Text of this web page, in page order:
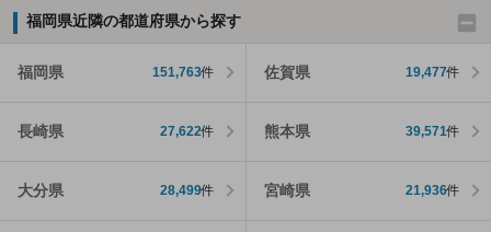
福岡県近隣の都道府県から探す
福岡県 151,763件 佐賀県 19,477件
長崎県 27,622件 熊本県 39,571件
大分県 28,499件 宮崎県 21,936件